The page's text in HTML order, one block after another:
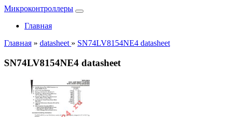
Микроконтроллеры
Главная
Главная » datasheet » SN74LV8154NE4 datasheet
SN74LV8154NE4 datasheet